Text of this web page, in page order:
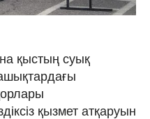
қыстың суық
қызмет атқаруын